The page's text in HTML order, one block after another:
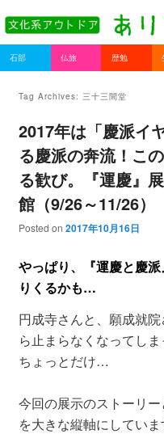
Main menu
Skip to primary content
Skip to secondary content
石部 仏旅 歴勉
Tag Archives: 三十三間堂
2017年は「慶派イ
る慶派の奔流！こ
る歓び。『運慶』
館（9/26～11/26）
Posted on 2017年10月16日
やっぱり、『運慶と慶
りくるかも…
円成寺さんと、願成就
ら止まらなくなってし
ちょっとだけ…
今回の展示のストーリ
を大きな縦軸にしていま